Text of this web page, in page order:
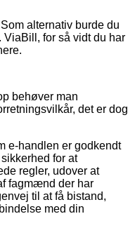
alternativ burde du
ViaBill, for så vidt du har
behøver man
det er dog
e-handlen er godkendt
for at
regler, udover at
fagmænd der har
til at få bistand,
med din